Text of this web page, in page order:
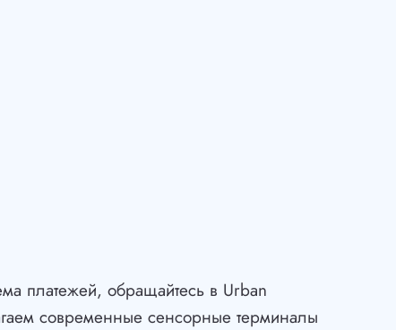
платежей, обращайтесь в Urban
современные сенсорные терминалы